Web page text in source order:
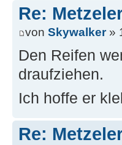
Re:
von Skywalker»
Den Reifen
draufziehen.
Ich hoffe er
Re: